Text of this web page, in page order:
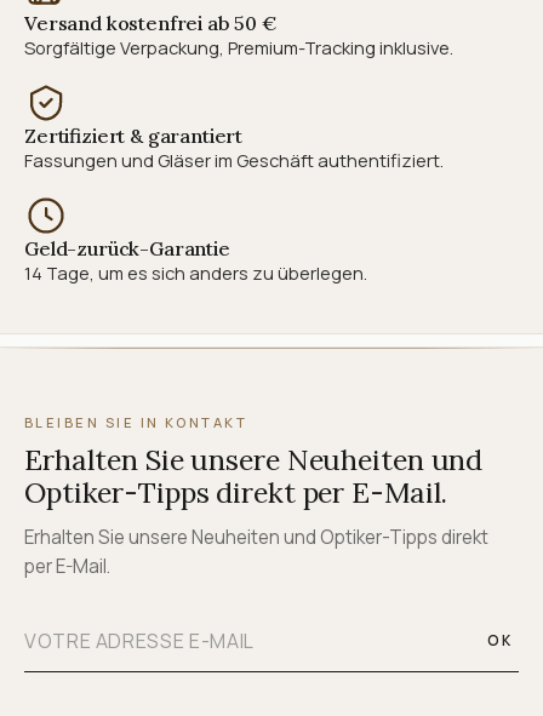
Versand kostenfrei ab 50 €
Sorgfältige Verpackung, Premium-Tracking inklusive.
Zertifiziert & garantiert
Fassungen und Gläser im Geschäft authentifiziert.
Geld-zurück-Garantie
14 Tage, um es sich anders zu überlegen.
BLEIBEN SIE IN KONTAKT
Erhalten Sie unsere Neuheiten und
Optiker-Tipps direkt per E-Mail.
Erhalten Sie unsere Neuheiten und Optiker-Tipps direkt
per E-Mail.
OK